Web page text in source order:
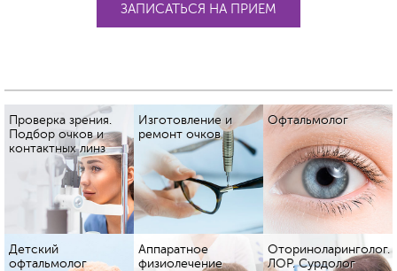
Проверка зрения.
Подбор очков и
контактных линз
Изготовление и
ремонт очков
Офтальмолог
Детский
офтальмолог
Аппаратное
физиолечение
Оториноларинголог.
ЛОР. Сурдолог
ЗАПИСАТЬСЯ НА ПРИЕМ